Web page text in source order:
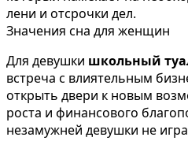
лени и отсрочки дел.
Значения сна для женщин
Для девушки школьный
встреча с влиятельным
открыть двери к новым
роста и финансового
незамужней девушки не